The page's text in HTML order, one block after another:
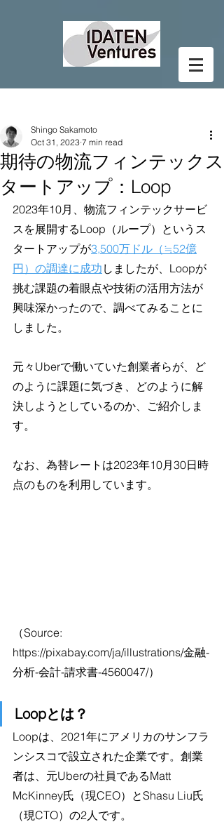
期待の物流フィンテックス
タートアップ：Loop
Shingo Sakamoto
Oct 31, 2023 7 min read
2023年10月、物流フィンテックサービ
スを展開するLoop（ループ）というス
タートアップが3,500万ドル（≒52億
円）の調達に成功 しましたが、Loopが
挑む課題の着眼点や技術の活用方法が
興味深かったので、調べてみることに
しました。
元々Uberで働いていた創業者らが、ど
のように課題に気づき、どのように解
決しようとしているのか、ご紹介しま
す。
なお、為替レートは2023年10月30日時
点のものを利用しています。
（Source:
https://pixabay.com/ja/illustrations/金融-
分析-会計-請求書-4560047/）
Loopとは？
Loopは、2021年にアメリカのサンフラ
ンシスコで設立された企業です。創業
者は、元Uberの社員であるMatt
McKinney氏（現CEO）とShasu Liu氏
（現CTO）の2人です。